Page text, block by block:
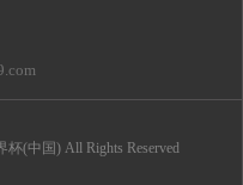
(中国) All Rights Reserved